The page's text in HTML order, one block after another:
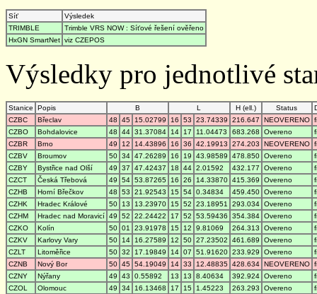
Síť
Výsledek
TRIMBLE
Trimble VRS NOW : Síťové řešení ověřeno
HxGN SmartNet viz CZEPOS
Výsledky pro jednotlivé
Stanice Popis B L H (ell.) Status
CZBC
Břeclav 48 45 15.02799 16 53 23.74339 216.647 NEOVERENO
CZBO
Bohdalovice 48 44 31.37084 14 17 11.04473 683.268 Overeno
CZBR
Brno 49 12 14.43896 16 36 42.19913 274.203 NEOVERENO
CZBV
Broumov 50 34 47.26289 16 19 43.98589 478.850 Overeno
CZBY
Bystřice nad Olší 49 37 47.42437 18 44 2.01592 432.177 Overeno
CZCT
Česká Třebová 49 54 53.87265 16 26 14.33870 415.369 Overeno
CZHB
Horní Břečkov 48 53 21.92543 15 54 0.34834 459.450 Overeno
CZHK
Hradec Králové 50 13 13.23970 15 52 23.18951 293.034 Overeno
CZHM
Hradec nad Moravicí 49 52 22.24422 17 52 53.59436 354.384 Overeno
CZKO
Kolín 50 01 23.91978 15 12 9.81069 264.313 Overeno
CZKV
Karlovy Vary 50 14 16.27589 12 50 27.23502 461.689 Overeno
CZLT
Litoměřice 50 32 17.19849 14 07 51.91620 233.929 Overeno
CZNB
Nový Bor 50 45 54.19049 14 33 12.48835 428.634 NEOVERENO
CZNY
Nýřany 49 43 0.55892 13 13 8.40634 392.924 Overeno
CZOL
Olomouc 49 34 16.13468 17 15 1.45223 263.293 Overeno